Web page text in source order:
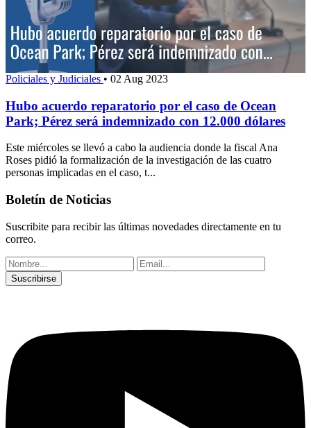
Policiales y Judiciales • 02 Aug 2023
Hubo acuerdo reparatorio por el caso de Ocean
Park; Pérez será indemnizado con 12.000 dólares
Este miércoles se llevó a cabo la audiencia donde la fiscal Ana
Roses pidió la formalización de la investigación de las cuatro
personas implicadas en el caso, t...
Boletín de Noticias
Suscribite para recibir las últimas novedades directamente en tu
correo.
Suscribirse